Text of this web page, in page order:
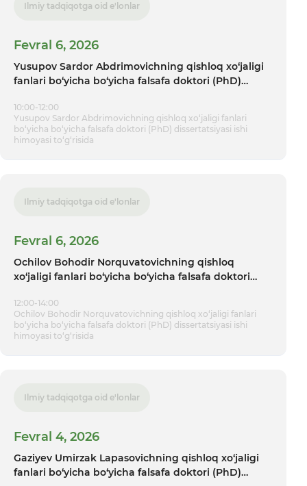
Ilmiy tadqiqotga oid e'lonlar
Fevral 6, 2026
Yusupov Sardor Abdrimovichning qishloq xo‘jaligi
fanlari bo‘yicha bo‘yicha falsafa doktori (PhD)
10:00-12:00
Yusupov Sardor Abdrimovichning qishloq xo‘jaligi fanlari
bo‘yicha bo‘yicha falsafa doktori (PhD) dissertatsiyasi ishi
himoyasi tо‘g‘risida
Ilmiy tadqiqotga oid e'lonlar
Fevral 6, 2026
Ochilov Bohodir Norquvatovichning qishloq
xo‘jaligi fanlari bo‘yicha bo‘yicha falsafa doktori
12:00-14:00
Ochilov Bohodir Norquvatovichning qishloq xo‘jaligi fanlari
bo‘yicha bo‘yicha falsafa doktori (PhD) dissertatsiyasi ishi
himoyasi tо‘g‘risida
Ilmiy tadqiqotga oid e'lonlar
Fevral 4, 2026
Gaziyev Umirzak Lapasovichning qishloq xo‘jaligi
fanlari bo‘yicha bo‘yicha falsafa doktori (PhD)